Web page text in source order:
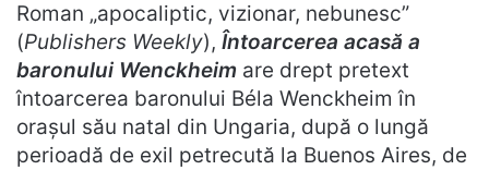
Roman „apocaliptic, vizionar, nebunesc”
(Publishers Weekly), Întoarcerea acasă a
baronului Wenckheim are drept pretext
întoarcerea baronului Béla Wenckheim în
orașul său natal din Ungaria, după o lungă
perioadă de exil petrecută la Buenos Aires, de